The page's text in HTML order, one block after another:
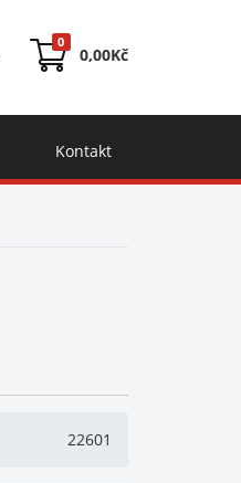
0
0,00Kč
Kontakt
22601